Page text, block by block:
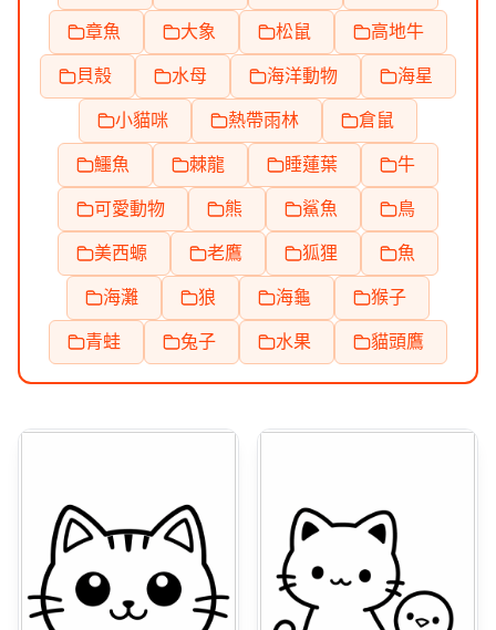
章魚
大象 松鼠
高地牛
貝殼
水母 海洋動物
海星
小貓咪
熱帶雨林
倉鼠
鱷魚
棘龍 睡蓮葉
牛
可愛動物
熊 鯊魚
鳥
美西螈
老鷹 狐狸
魚
海灘
狼 海龜
猴子
青蛙
兔子 水果 貓頭鷹